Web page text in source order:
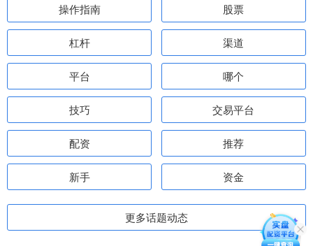
操作指南 股票
杠杆 渠道
平台 哪个
技巧 交易平台
配资 推荐
新手 资金
更多话题动态